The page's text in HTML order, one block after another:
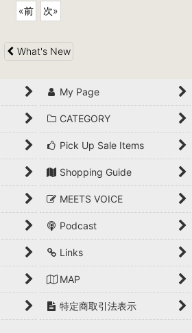
«前 次»
What's New
My Page
CATEGORY
Pick Up Sale Items
Shopping Guide
MEETS VOICE
Podcast
Links
MAP
特定商取引法表示